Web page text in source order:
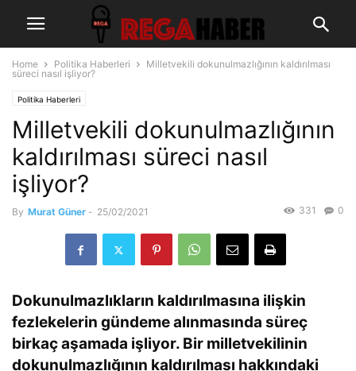
Home Politika Haberleri
Milletvekili dokunulmazlığının kaldırılması
süreci nasıl işliyor?
Politika Haberleri
Milletvekili dokunulmazlığının
kaldırılması süreci nasıl
işliyor?
By Murat Güner - 25/02/2021 0
331
Dokunulmazlıkların kaldırılmasına ilişkin
fezlekelerin gündeme alınmasında süreç
birkaç aşamada işliyor. Bir milletvekilinin
dokunulmazlığının kaldırılması hakkındaki